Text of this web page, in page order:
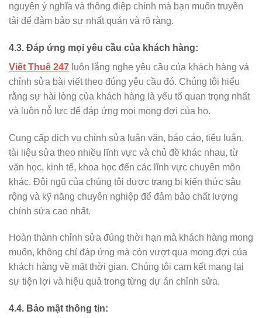
nguyên ý nghĩa và thông điệp chính mà bạn muốn truyền
tải để đảm bảo sự nhất quán và rõ ràng.
4.3. Đáp ứng mọi yêu cầu của khách hàng:
Viết Thuê 247 luôn lắng nghe yêu cầu của khách hàng và
chỉnh sửa bài viết theo đúng yêu cầu đó. Chúng tôi hiểu
rằng sự hài lòng của khách hàng là yếu tố quan trọng nhất
và luôn nỗ lực để đáp ứng mọi mong đợi của họ.
Cung cấp dịch vụ chỉnh sửa luận văn, báo cáo, tiểu luận,
tài liệu sửa theo nhiều lĩnh vực và chủ đề khác nhau, từ
văn học, kinh tế, khoa học đến các lĩnh vực chuyên môn
khác. Đội ngũ của chúng tôi được trang bị kiến thức sâu
rộng và kỹ năng chuyên nghiệp để đảm bảo chất lượng
chỉnh sửa cao nhất.
Hoàn thành chỉnh sửa đúng thời hạn mà khách hàng mong
muốn, không chỉ đáp ứng mà còn vượt qua mong đợi của
khách hàng về mặt thời gian. Chúng tôi cam kết mang lại
sự tiện lợi và hiệu quả trong từng dự án chỉnh sửa.
4.4. Bảo mật thông tin: